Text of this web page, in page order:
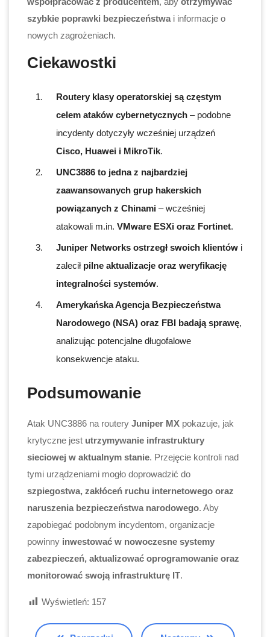
szybkie poprawki bezpieczeństwa i informacje o
nowych zagrożeniach.
Ciekawostki
Routery klasy operatorskiej są częstym
celem ataków cybernetycznych – podobne
incydenty dotyczyły wcześniej urządzeń
Cisco, Huawei i MikroTik.
UNC3886 to jedna z najbardziej
zaawansowanych grup hakerskich
powiązanych z Chinami – wcześniej
atakowali m.in. VMware ESXi oraz Fortinet.
Juniper Networks ostrzegł swoich klientów i
zalecił pilne aktualizacje oraz weryfikację
integralności systemów.
Amerykańska Agencja Bezpieczeństwa
Narodowego (NSA) oraz FBI badają sprawę,
analizując potencjalne długofalowe
konsekwencje ataku.
Podsumowanie
Atak UNC3886 na routery Juniper MX pokazuje, jak
krytyczne jest utrzymywanie infrastruktury
sieciowej w aktualnym stanie. Przejęcie kontroli nad
tymi urządzeniami mogło doprowadzić do
szpiegostwa, zakłóceń ruchu internetowego oraz
naruszenia bezpieczeństwa narodowego. Aby
zapobiegać podobnym incydentom, organizacje
powinny inwestować w nowoczesne systemy
zabezpieczeń, aktualizować oprogramowanie oraz
monitorować swoją infrastrukturę IT.
Wyświetleń: 157